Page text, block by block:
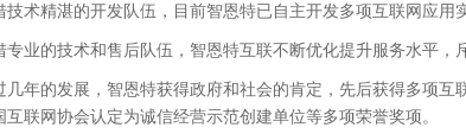
技术精湛的开发队伍，目前智恩特已自主开发多项互联网应用
专业的技术和售后队伍，智恩特互联不断优化提升服务水平
几年的发展，智恩特获得政府和社会的肯定，先后获得多项
互联网协会认定为诚信经营示范创建单位等多项荣誉奖项。